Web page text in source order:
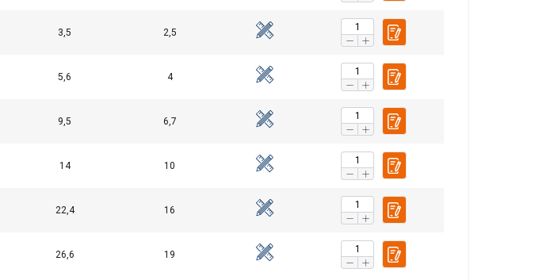
3,5 2,5
5,6 4
9,5 6,7
14 10
22,4 16
26,6 19